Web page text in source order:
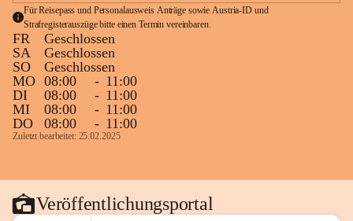
Für Reisepass und Personalausweis Anträge sowie Austria-ID und
Strafregisterauszüge bitte einen Termin vereinbaren.
FR
Geschlossen
SA
Geschlossen
SO
Geschlossen
MO 08:00 - 11:00
DI
08:00 - 11:00
MI
08:00 - 11:00
DO
08:00 - 11:00
Zuletzt bearbeitet: 25.02.2025
Veröffentlichungsportal